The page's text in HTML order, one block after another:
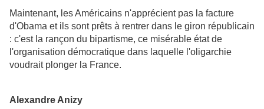
Maintenant, les Américains n'apprécient pas la facture
d'Obama et ils sont prêts à rentrer dans le giron républicain
: c'est la rançon du bipartisme, ce misérable état de
l'organisation démocratique dans laquelle l'oligarchie
voudrait plonger la France.
Alexandre Anizy